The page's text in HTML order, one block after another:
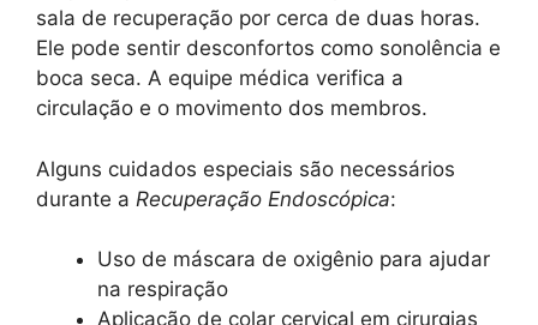
sala de recuperação por cerca de duas horas.
Ele pode sentir desconfortos como sonolência e
boca seca. A equipe médica verifica a
circulação e o movimento dos membros.
Alguns cuidados especiais são necessários
durante a Recuperação Endoscópica:
Uso de máscara de oxigênio para ajudar
na respiração
Aplicação de colar cervical em cirurgias